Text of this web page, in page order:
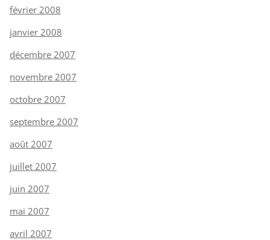
février 2008
janvier 2008
décembre 2007
novembre 2007
octobre 2007
septembre 2007
août 2007
juillet 2007
juin 2007
mai 2007
avril 2007